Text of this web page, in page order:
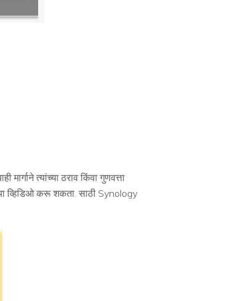
त्यांच्या ठराव किंवा गुणवत्ता
व्हिडिओ करू शकता. साठी Synology